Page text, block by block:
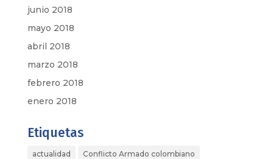
junio 2018
mayo 2018
abril 2018
marzo 2018
febrero 2018
enero 2018
Etiquetas
actualidad Conflicto Armado colombiano